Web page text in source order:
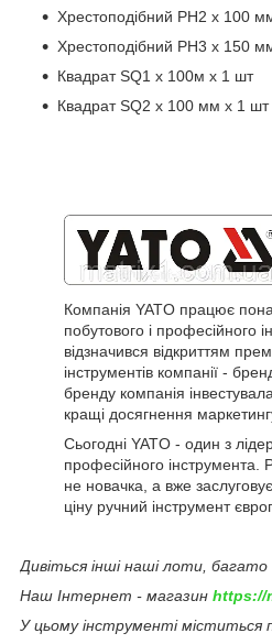
Хрестоподібний PH2 х 100
Хрестоподібний PH3 х 150
Квадрат SQ1 х 100м х 1 шт
Квадрат SQ2 х 100 мм х 1 шт
Компанія YATO працює
побутового і професійного
відзначився відкриттям
інструментів компанії -
бренду компанія
кращі досягнення
Сьогодні YATO - один з
професійного інструмента.
не новачка, а вже заслуговує
ціну ручний інструмент
Дивіться інші наші лоти, багато
Наш Інтернет - магазин https://
У цьому інструменті міститься